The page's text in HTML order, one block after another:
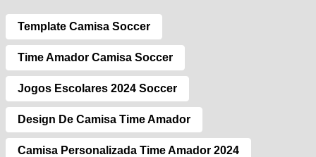
Template Camisa Soccer
Time Amador Camisa Soccer
Jogos Escolares 2024 Soccer
Design De Camisa Time Amador
Camisa Personalizada Time Amador 2024